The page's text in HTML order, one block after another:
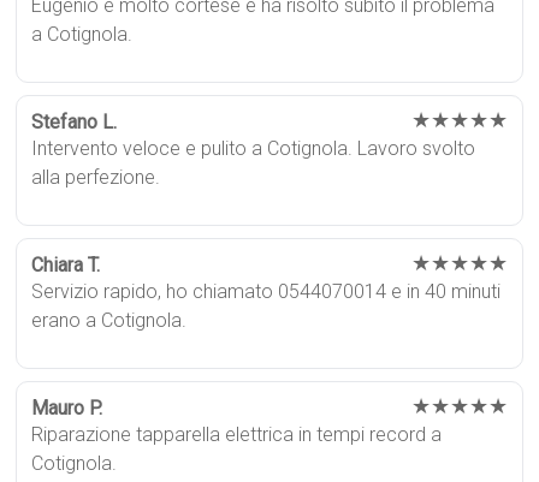
Eugenio è molto cortese e ha risolto subito il problema
a Cotignola.
Stefano L. ★★★★★
Intervento veloce e pulito a Cotignola. Lavoro svolto
alla perfezione.
Chiara T. ★★★★★
Servizio rapido, ho chiamato 0544070014 e in 40 minuti
erano a Cotignola.
Mauro P. ★★★★★
Riparazione tapparella elettrica in tempi record a
Cotignola.